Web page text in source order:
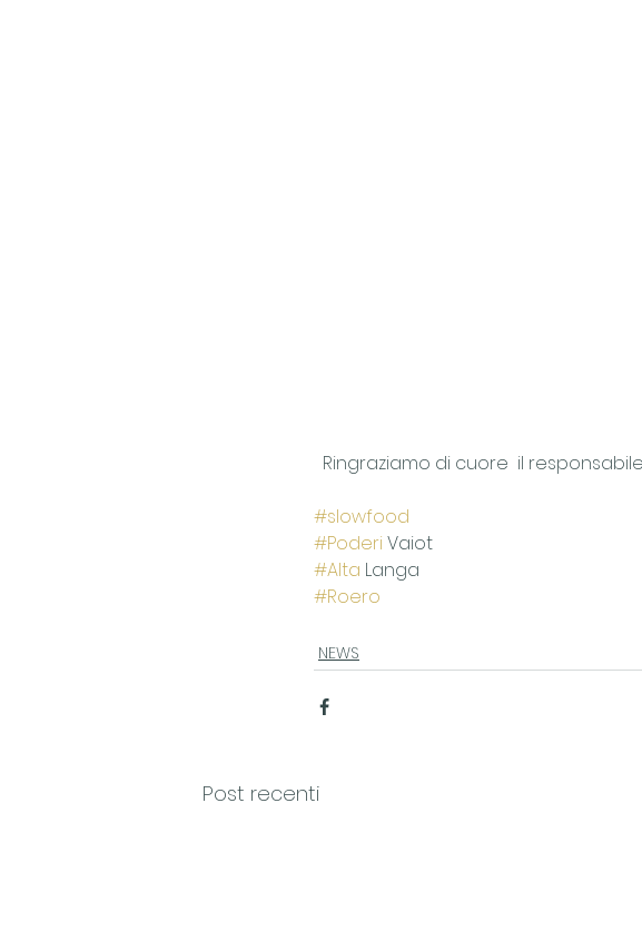
Ringraziamo di cuore  il
#slowfood
#Poderi Vaiot
#Alta Langa
#Roero
NEWS
Post recenti